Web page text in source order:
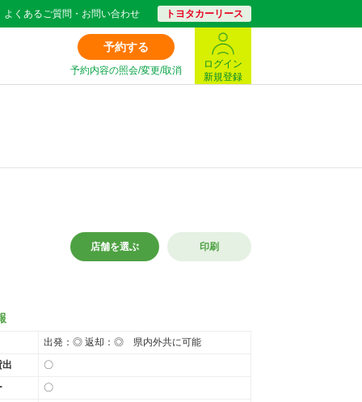
よくあるご質問・お問い合わせ トヨタカーリース
予約する
予約内容の照会/変更/取消
ログイン
新規登録
店舗を選ぶ 印刷
出発：◎ 返却：◎ 県内外共に可能
出
〇
〇